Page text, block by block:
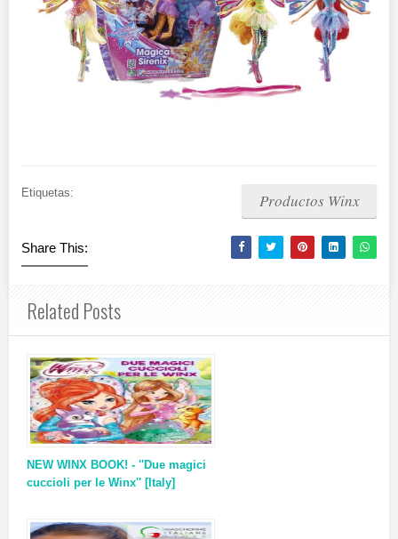
Etiquetas: Productos Winx
Share This:
Related Posts
NEW WINX BOOK! - ''Due magici
cuccioli per le Winx'' [Italy]